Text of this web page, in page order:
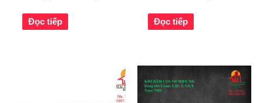
Đọc tiếp
Đọc tiếp